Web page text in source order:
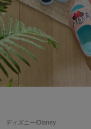
ディズニー/Disney